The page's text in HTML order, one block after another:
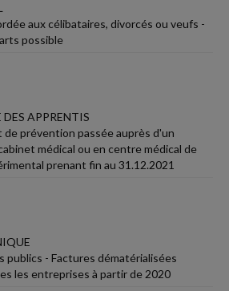
aux célibataires, divorcés ou veufs -
possible
APPRENTIS
prévention passée auprès d'un
médical ou en centre médical de
prenant fin au 31.12.2021
publics - Factures dématérialisées
les entreprises à partir de 2020